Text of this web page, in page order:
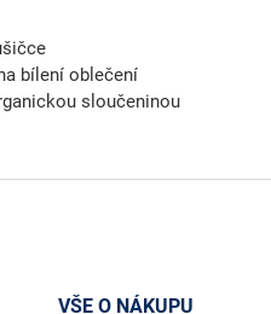
bílení oblečení
sloučeninou
VŠE O NÁKUPU